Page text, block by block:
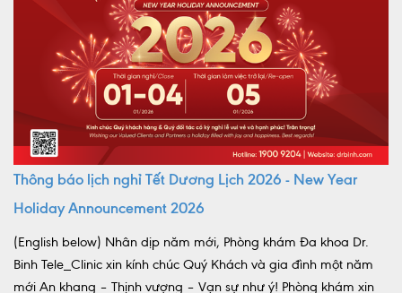
Thông báo lịch nghỉ Tết Dương Lịch 2026 - New Year
Holiday Announcement 2026
(English below) Nhân dịp năm mới, Phòng khám Đa khoa Dr.
Binh Tele_Clinic xin kính chúc Quý Khách và gia đình một năm
mới An khang – Thịnh vượng – Vạn sự như ý! Phòng khám xin